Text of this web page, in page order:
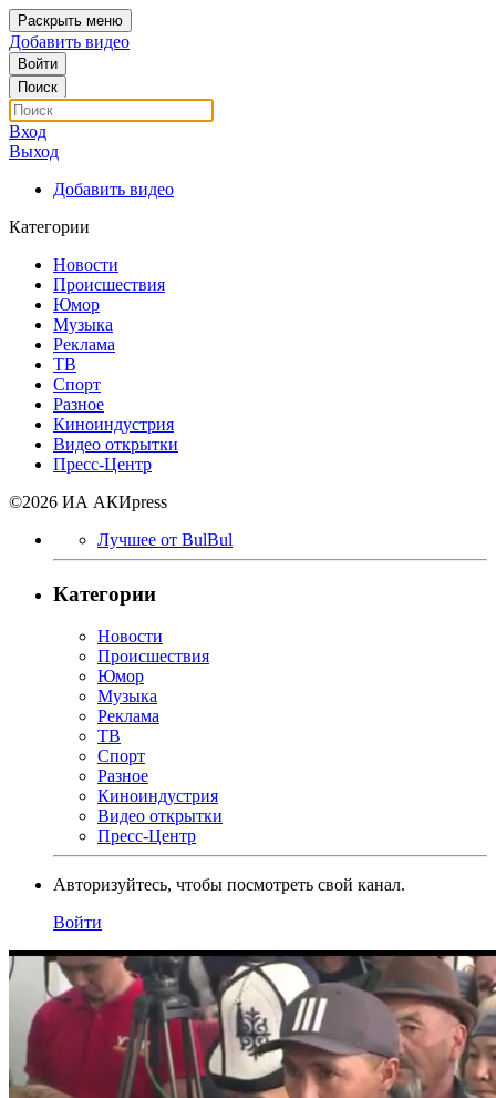
Раскрыть меню
Добавить видео
Войти
Поиск
Вход
Выход
Добавить видео
Категории
Новости
Происшествия
Юмор
Музыка
Реклама
ТВ
Спорт
Разное
Киноиндустрия
Видео открытки
Пресс-Центр
©2026 ИА АКИpress
Лучшее от BulBul
Категории
Новости
Происшествия
Юмор
Музыка
Реклама
ТВ
Спорт
Разное
Киноиндустрия
Видео открытки
Пресс-Центр
Авторизуйтесь, чтобы посмотреть свой канал.
Войти